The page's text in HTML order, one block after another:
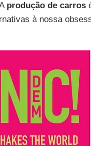
produção de carros
à nossa